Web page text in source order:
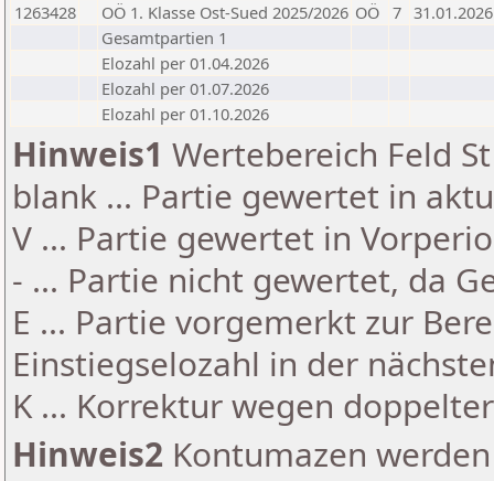
1263428
OÖ 1. Klasse Ost-Sued 2025/2026 OÖ 7 31.01.2026
Gesamtpartien 1
Elozahl per 01.04.2026
Elozahl per 01.07.2026
Elozahl per 01.10.2026
Hinweis1 Wertebereich Feld
blank ... Partie gewertet in
V ... Partie gewertet in
- ... Partie nicht gewertet, da
E ... Partie vorgemerkt zur
Einstiegselozahl in der
K ... Korrektur wegen
Hinweis2 Kontumazen